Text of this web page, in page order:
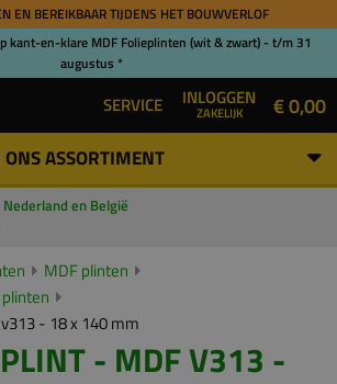
EN BEREIKBAAR TIJDENS HET BOUWVERLOF
kant-en-klare MDF Folieplinten (wit & zwart) - t/m 31
augustus *
SERVICE INLOGGEN
ZAKELIJK € 0,00
ASSORTIMENT
Nederland en België
MDF plinten
- 18 x 140 mm
- MDF V313 -